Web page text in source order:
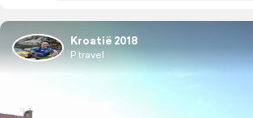
Kroatië 2018
P travel